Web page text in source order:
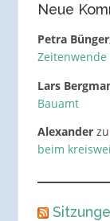
Neue
Petra
Lars
Bauamt
Alexanderzu
beim